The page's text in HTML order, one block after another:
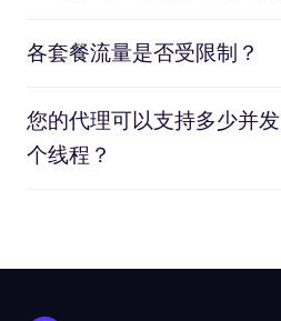
各套餐流量是否受限制？
您的代理可以支持多少并
个线程？